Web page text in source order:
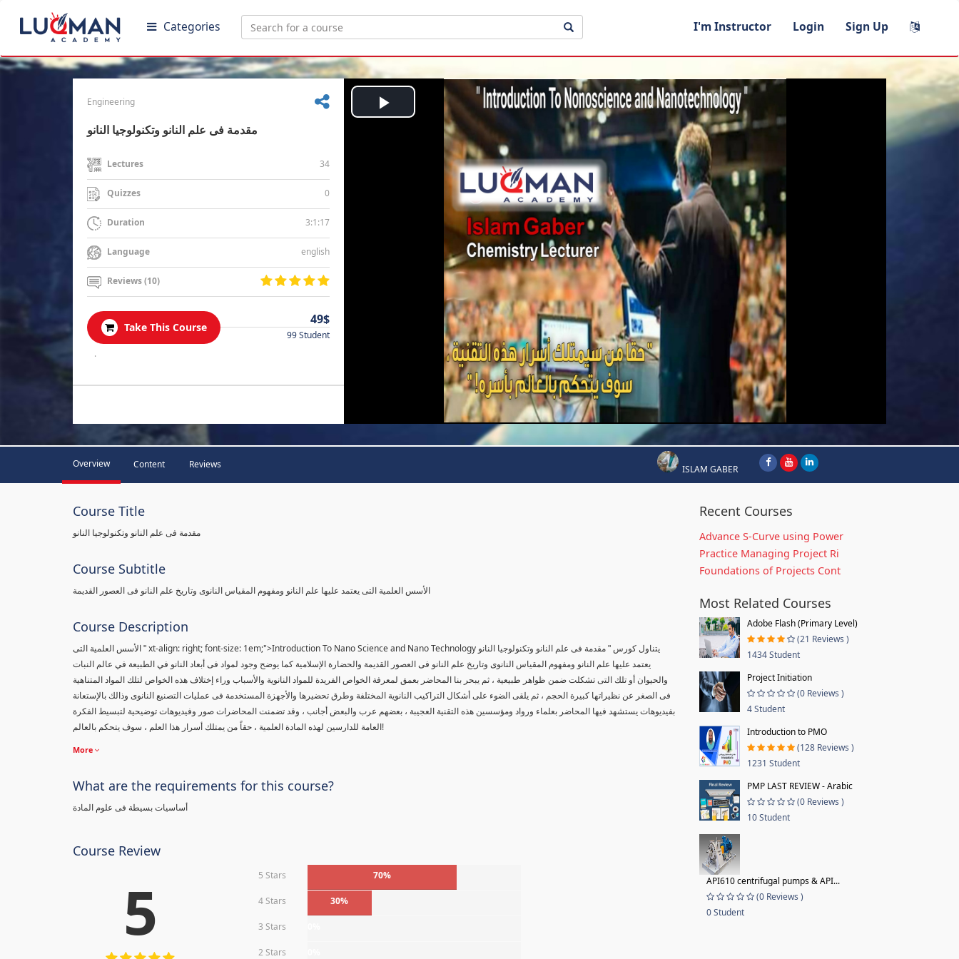
Categories I'm Instructor Login Sign Up
Engineering
مقدمة فى علم النانو وتكنولوجيا النانو
Lectures 34
Quizzes 0
Duration 3:1:17
Language english
Reviews (10)
Take This Course
49$
99 Student
.
Play
Overview Content Reviews ISLAM GABER
Course Title
مقدمة فى علم النانو وتكنولوجيا النانو
Course Subtitle
الأسس العلمية التى يعتمد عليها علم النانو ومفهوم المقياس النانوى وتاريخ علم النانو فى العصور القديمة
Course Description
يتناول كورس " مقدمة فى علم النانو وتكنولوجيا النانو xt-align: right; font-size: 1em;">Introduction To Nano Science and Nano Technology " الأسس العلمية التى
يعتمد عليها علم النانو ومفهوم المقياس النانوى وتاريخ علم النانو فى العصور القديمة والحضارة الإسلامية كما يوضح وجود لمواد فى أبعاد النانو في الطبيعة في عالم النبات
والحيوان أو تلك التى تشكلت ضمن ظواهر طبيعية ، ثم يبحر بنا المحاضر بعمق لمعرفة الخواص الفريدة للمواد النانوية والأسباب وراء إختلاف هذه الخواص لتلك المواد المتناهية
فى الصغر عن نظيراتها كبيرة الحجم ، ثم يلقى الضوء على أشكال التراكيب النانوية المختلفة وطرق تحضيرها والأجهزة المستخدمة فى عمليات التصنيع النانوى وذالك بالإستعانة
بفيديوهات يستشهد فيها المحاضر بعلماء ورواد ومؤسسين هذه التقنية العجيبة ، بعضهم عرب والبعض أجانب ، وقد تضمنت المحاضرات صور وفيديوهات توضيحية لتبسيط الفكرة
العامة للدارسين لهذه المادة العلمية ، حقاً من يمتلك أسرار هذا العلم ، سوف يتحكم بالعالم!
More
What are the requirements for this course?
أساسيات بسيطة فى علوم المادة
Course Review
5 5 Stars 70%
4 Stars 30%
3 Stars
2 Stars
Recent Courses
Advance S-Curve using Power
Practice Managing Project Ri
Foundations of Projects Cont
Most Related Courses
Adobe Flash (Primary Level)
(21 Reviews )
1434 Student
Project Initiation
(0 Reviews )
4 Student
Introduction to PMO
(128 Reviews )
1231 Student
PMP LAST REVIEW - Arabic
(0 Reviews )
10 Student
API610 centrifugal pumps & API...
(0 Reviews )
0 Student